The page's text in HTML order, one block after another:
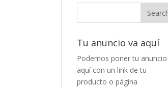
Tu anuncio va aquí
Podemos poner tu anuncio
aquí con un link de tu
producto o página